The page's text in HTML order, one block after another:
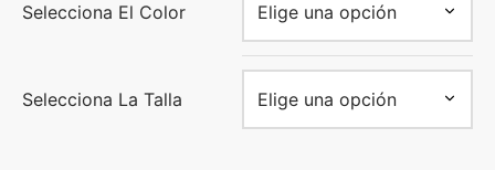
Selecciona El Color
Selecciona La Talla